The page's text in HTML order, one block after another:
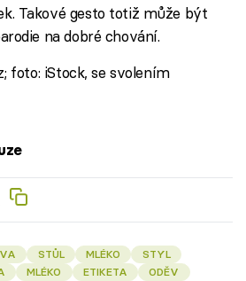
Takové gesto totiž může být
na dobré chování.
foto: iStock, se svolením
STŮL MLÉKO
STYL
MLÉKO ETIKETA
ODĚV